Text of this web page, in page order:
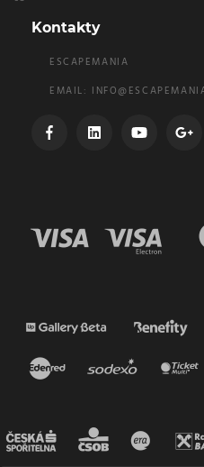
Kontakty
ESCAPEMANIA
EMAIL: